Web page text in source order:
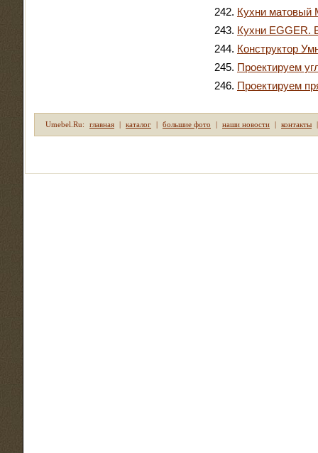
Кухни матовый
Кухни EGGER.
Конструктор
Проектируем
Проектируем
Umebel.Ru: главная каталог большие фото наши новости контакты